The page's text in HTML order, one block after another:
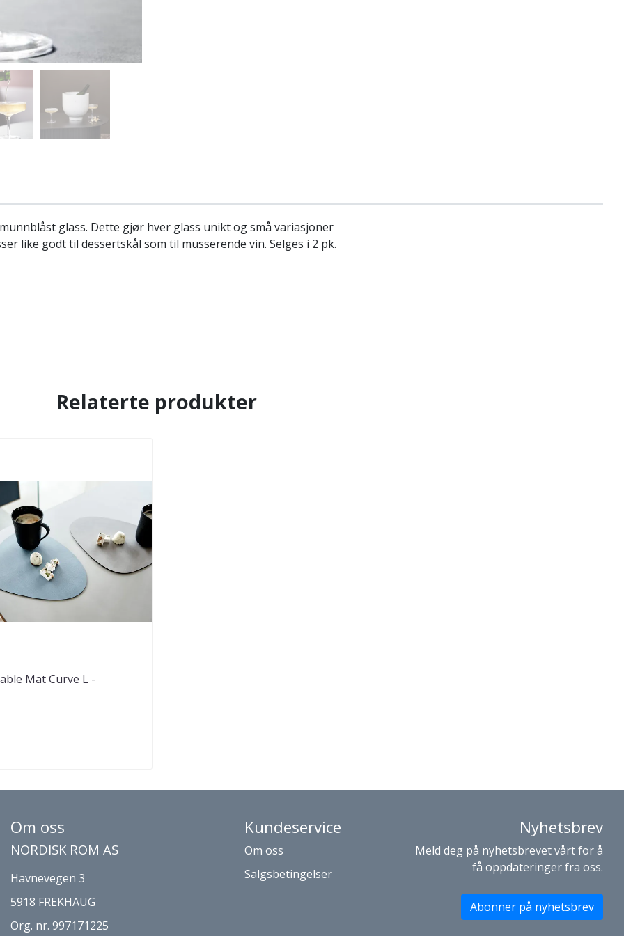
glass. Dette gjør hver glass unikt og små variasjoner
like godt til dessertskål som til musserende vin. Selges i 2 pk.
Relaterte produkter
Mat Curve L -
Om oss
NORDISK ROM AS
Havnevegen 3
5918 FREKHAUG
Org. nr. 997171225
Kundeservice
Om oss
Salgsbetingelser
Nyhetsbrev
Meld deg på nyhetsbrevet vårt for å
få oppdateringer fra oss.
Abonner på nyhetsbrev